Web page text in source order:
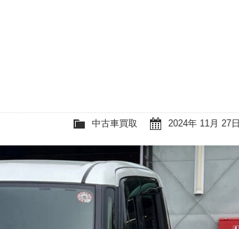
2024年 11月 27日
中古車買取